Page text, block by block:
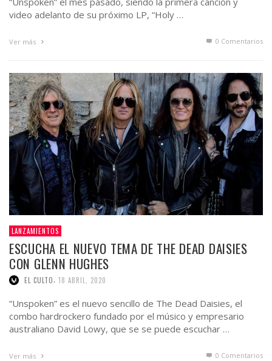
video adelanto de su próximo LP, “Holy …
Ver más 0 Comentarios
LANZAMIENTOS
ESCUCHA EL NUEVO TEMA DE THE DEAD DAISIES
CON GLENN HUGHES
EL CULTO 18 ABRIL, 2020
“Unspoken” es el nuevo sencillo de The Dead Daisies, el
combo hardrockero fundado por el músico y empresario
australiano David Lowy, que se se puede escuchar …
Ver más 0 Comentarios